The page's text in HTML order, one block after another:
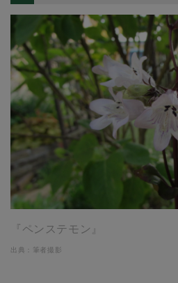
『ペンステモン』
出典：筆者撮影